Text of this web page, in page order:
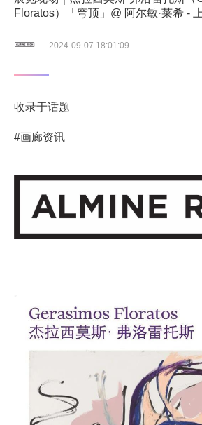
Floratos）「穹顶」@ 阿尔敏·莱希 -
2024-09-07 18:01:09
收录于话题
#画廊资讯